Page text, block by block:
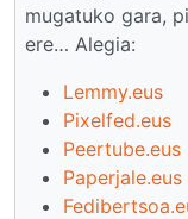
mugatuko gara,
ere… Alegia:
Lemmy.eus
Pixelfed.eus
Peertube.eus
Paperjale.eus